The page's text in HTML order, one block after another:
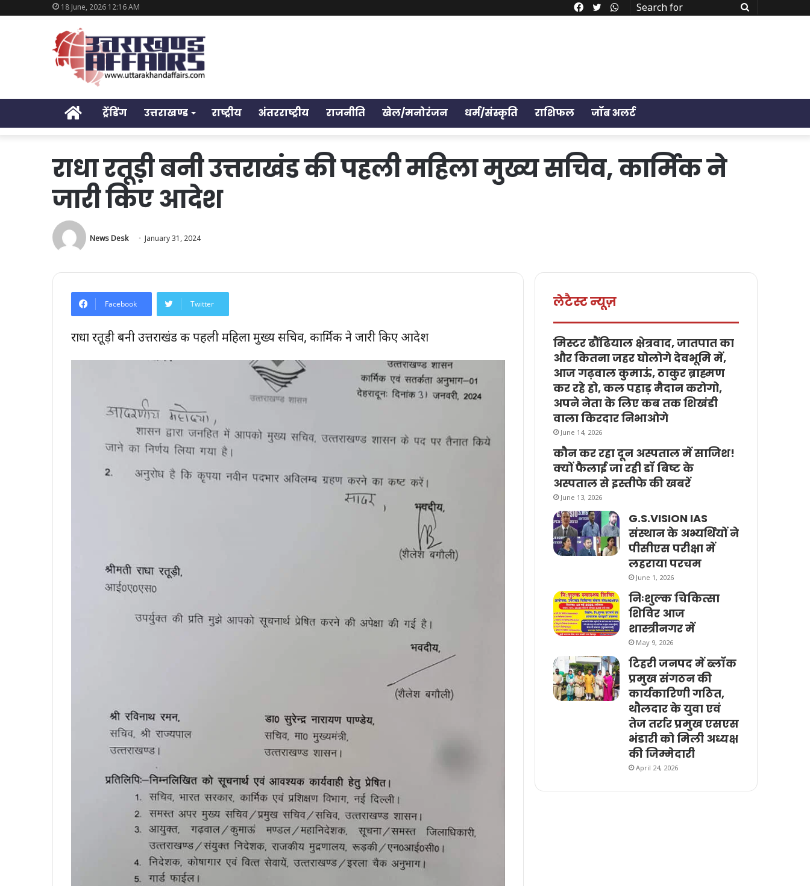
18 June, 2026 12:16 AM
Search
WhatsApp
Twitter
Facebook
Homeट्रेंडिंग उत्तराखण्ड राष्ट्रीय अंतरराष्ट्रीय राजनीति खेल/मनोरंजन धर्म/संस्कृति राशिफल जॉब अलर्ट
राधा रतूड़ी बनी उत्तराखंड की पहली महिला मुख्य सचिव, कार्मिक ने
जारी किए आदेश
News Desk January 31, 2024
Facebook Twitter
राधा रतूड़ी बनी उत्तराखंड की पहली महिला मुख्य सचिव, कार्मिक ने जारी किए आदेश
लेटैस्ट न्यूज़
मिस्टर ढौंढियाल क्षेत्रवाद, जातपात का
और कितना जहर घोलोगे देवभूमि में,
आज गढ़वाल कुमाऊं, ठाकुर ब्राह्मण
कर रहे हो, कल पहाड़ मैदान करोगो,
अपने नेता के लिए कब तक शिखंडी
वाला किरदार निभाओगे
June 14, 2026
कौन कर रहा दून अस्पताल में साजिश!
क्यों फैलाई जा रही डॉ बिष्ट के
अस्पताल से इस्तीफे की खबरें
June 13, 2026
G.S.VISION IAS
संस्थान के अभ्यर्थियों ने
पीसीएस परीक्षा में
लहराया परचम
June 1, 2026
निःशुल्क चिकित्सा
शिविर आज
शास्त्रीनगर में
May 9, 2026
टिहरी जनपद में ब्लॉक
प्रमुख संगठन की
कार्यकारिणी गठित,
थौलदार के युवा एवं
तेज तर्रार प्रमुख एसएस
भंडारी को मिली अध्यक्ष
की जिम्मेदारी
April 24, 2026